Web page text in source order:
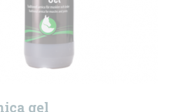
gel